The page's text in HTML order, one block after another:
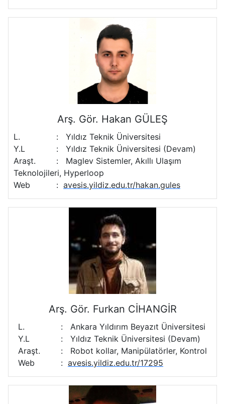
Arş. Gör. Hakan GÜLEŞ
L. :
Yıldız Teknik Üniversitesi
Y.L
:
Yıldız Teknik Üniversitesi (Devam)
Araşt.
:
Maglev Sistemler, Akıllı Ulaşım
Teknolojileri, Hyperloop
Web
: avesis.yildiz.edu.tr/hakan.gules
Arş. Gör. Furkan CİHANGİR
L. :
Ankara Yıldırım Beyazıt Üniversitesi
Y.L
:
Yıldız Teknik Üniversitesi (Devam)
Araşt.
:
Robot kollar, Manipülatörler, Kontrol
Web
: avesis.yildiz.edu.tr/17295